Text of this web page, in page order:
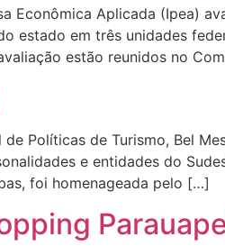
Econômica Aplicada (Ipea)
estado em três unidades
estão reunidos no
Políticas de Turismo, Bel
e entidades do
foi homenageada pelo […]